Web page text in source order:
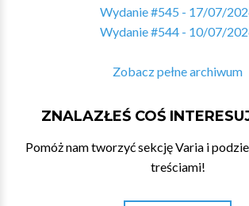
Wydanie #545 - 17/07/
Wydanie #544 - 10/07/
Zobacz pełne archiwum
ZNALAZŁEŚ COŚ
Pomóż nam tworzyć sekcję Varia i
treściami!